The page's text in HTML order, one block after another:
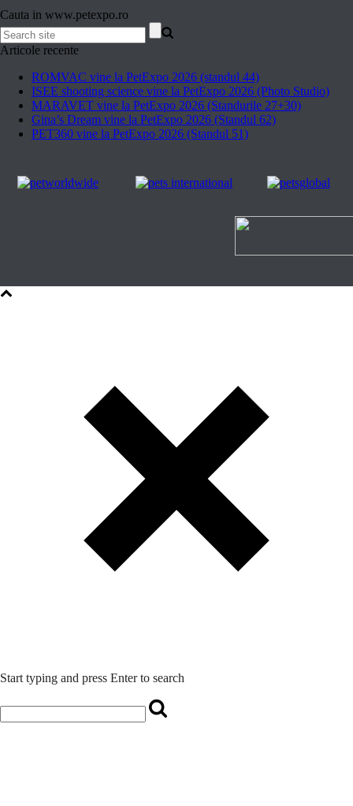
Cauta in www.petexpo.ro
Articole recente
ROMVAC vine la PetExpo 2026 (standul 44)
ISEE shooting science vine la PetExpo 2026 (Photo Studio)
MARAVET vine la PetExpo 2026 (Standurile 27+30)
Gina’s Dream vine la PetExpo 2026 (Standul 62)
PET360 vine la PetExpo 2026 (Standul 51)
Start typing and press Enter to search